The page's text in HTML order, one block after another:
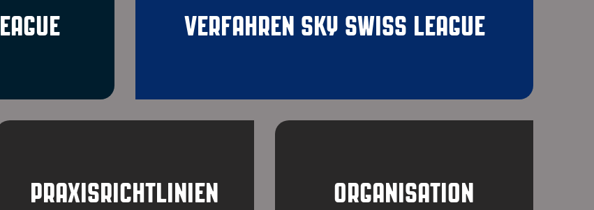
VERFAHREN SKY SWISS LEAGUE
PRAXISRICHTLINIEN ORGANISATION